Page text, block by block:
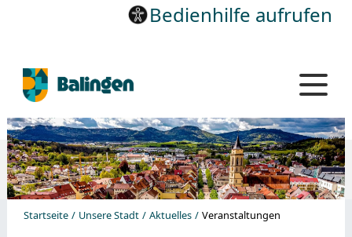
Bedienhilfe aufrufen
Startseite Unsere Stadt Aktuelles Veranstaltungen